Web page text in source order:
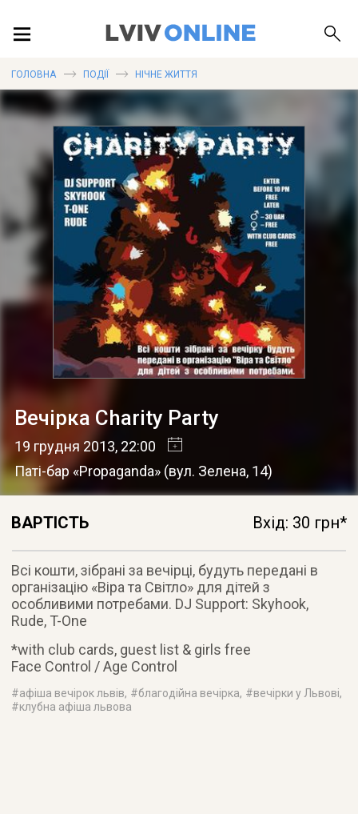
ЛОКАЦІЇ
ПУБЛІКАЦІЇ
ДОВІДКА
ГОЛОВНА ПОДІЇ НІЧНЕ ЖИТТЯ
Вечірка Charity Party
19 грудня 2013, 22:00
Паті-бар «Propaganda» (вул. Зелена, 14)
ВАРТІСТЬ Вхід: 30 грн*
Всі кошти, зібрані за вечірці, будуть передані в
організацію «Віра та Світло» для дітей з
особливими потребами. DJ Support: Skyhook,
Rude, T-One
*with club cards, guest list & girls free
Face Control / Age Control
#афіша вечірок львів, #благодійна вечірка, #вечірки у Львові,
#клубна афіша львова